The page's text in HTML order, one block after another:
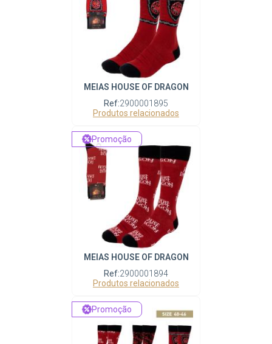
MEIAS HOUSE OF DRAGON
Ref:2900001895
Produtos relacionados
MEIAS HOUSE OF DRAGON
Ref:2900001894
Produtos relacionados
Promoção
Promoção